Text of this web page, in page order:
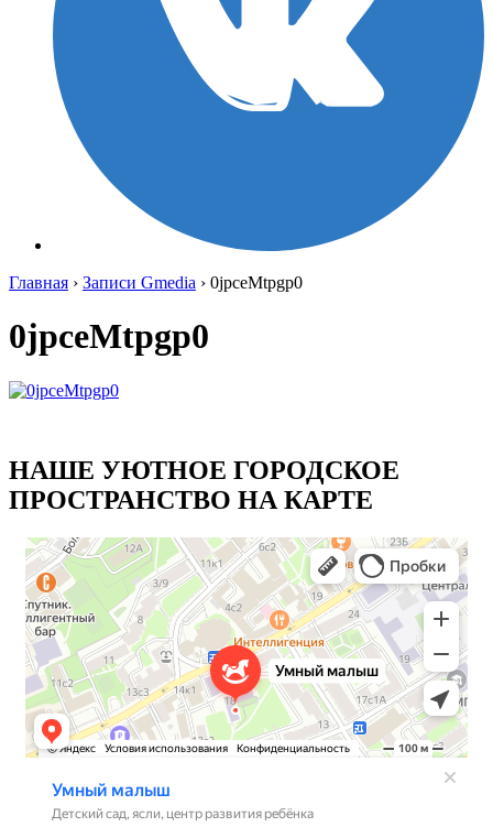
Главная › Записи Gmedia › 0jpceMtpgp0
0jpceMtpgp0
НАШЕ УЮТНОЕ ГОРОДСКОЕ
ПРОСТРАНСТВО НА КАРТЕ